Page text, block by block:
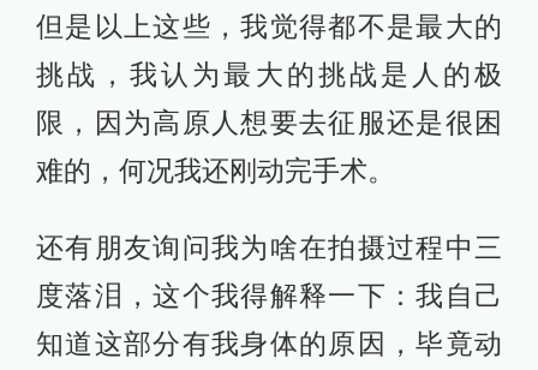
但是以上这些，我觉得都不是最大的
挑战，我认为最大的挑战是人的极
限，因为高原人想要去征服还是很困
难的，何况我还刚动完手术。
还有朋友询问我为啥在拍摄过程中三
度落泪，这个我得解释一下：我自己
知道这部分有我身体的原因，毕竟动